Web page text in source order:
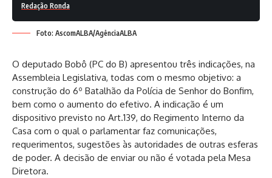
Redação Ronda
Foto: AscomALBA/AgênciaALBA
O deputado Bobô (PC do B) apresentou três indicações, na
Assembleia Legislativa, todas com o mesmo objetivo: a
construção do 6º Batalhão da Polícia de Senhor do Bonfim,
bem como o aumento do efetivo. A indicação é um
dispositivo previsto no Art.139, do Regimento Interno da
Casa com o qual o parlamentar faz comunicações,
requerimentos, sugestões às autoridades de outras esferas
de poder. A decisão de enviar ou não é votada pela Mesa
Diretora.